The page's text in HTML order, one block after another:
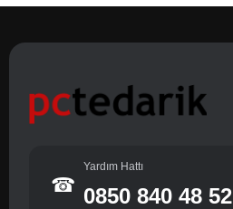
☎
Yardım Hattı
0850 840 48 52